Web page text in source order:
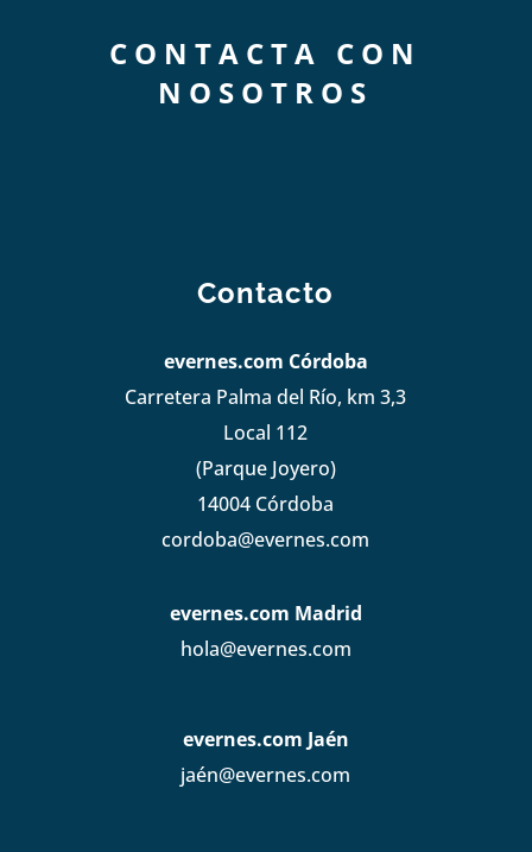
CONTACTA CON
NOSOTROS
Contacto
evernes.com Córdoba
Carretera Palma del Río, km 3,3
Local 112
(Parque Joyero)
14004 Córdoba
cordoba@evernes.com
evernes.com Madrid
hola@evernes.com
evernes.com Jaén
jaén@evernes.com